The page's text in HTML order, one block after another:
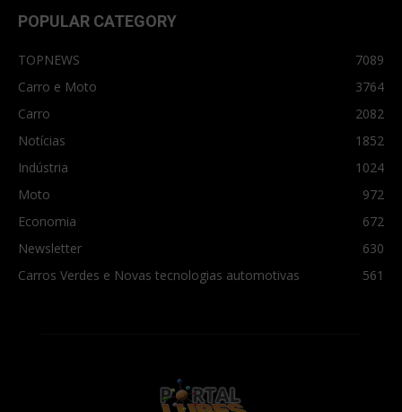
POPULAR CATEGORY
TOPNEWS
7089
Carro e Moto
3764
Carro
2082
Notícias
1852
Indústria
1024
Moto
972
Economia
672
Newsletter
630
Carros Verdes e Novas tecnologias automotivas
561